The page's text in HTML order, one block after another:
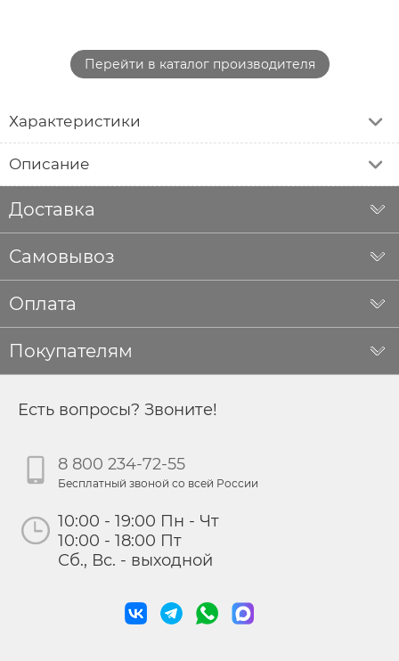
Перейти в каталог производителя
Характеристики
Описание
Доставка
Самовывоз
Оплата
Покупателям
Есть вопросы? Звоните!
8 800 234-72-55
Бесплатный звоной со всей России
10:00 - 19:00 Пн - Чт
10:00 - 18:00 Пт
Сб., Вс. - выходной